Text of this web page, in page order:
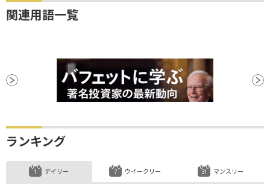
関連用語一覧
ランキング
デイリー ウイークリー マンスリー